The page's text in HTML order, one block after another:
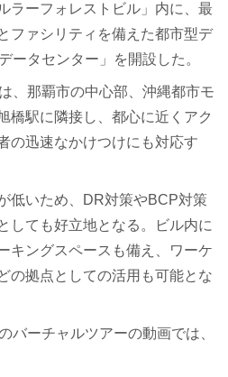
ラーフォレストビル」内に、最
ファシリティを備えた都市型デ
ータセンター」を開設した。
、那覇市の中心部、沖縄都市モ
橋駅に隣接し、都心に近くアク
の迅速なかけつけにも対応す
低いため、DR対策やBCP対策
しても好立地となる。ビル内に
キングスペースも備え、ワーケ
の拠点としての活用も可能とな
バーチャルツアーの動画では、